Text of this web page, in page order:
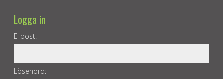
Logga in
E-post:
Lösenord: